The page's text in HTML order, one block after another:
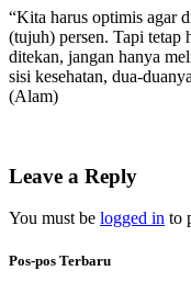
“Kita harus optimis agar
(tujuh) persen. Tapi tetap
ditekan, jangan hanya
sisi kesehatan, dua-
(Alam)
Leave a Reply
You must be logged in to
Pos-pos Terbaru